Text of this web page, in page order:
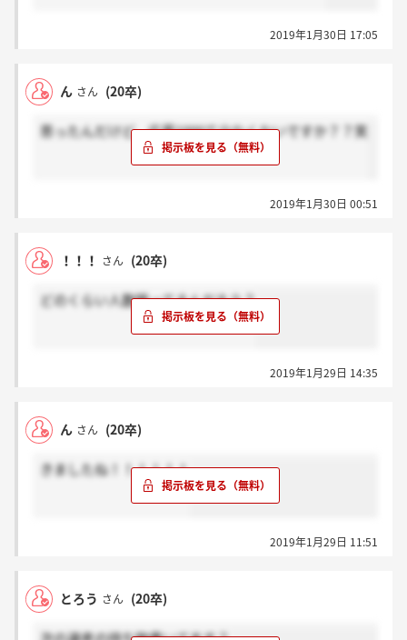
2019年1月30日 17:05
ん さん (20卒)
思ったんだけど、応募1000て少なくないですか？？笑
2019年1月30日 00:51
！！！ さん (20卒)
どのくらい人数残ってるんだろう？
2019年1月29日 14:35
ん さん (20卒)
きましたね！！！！！！
2019年1月29日 11:51
とろう さん (20卒)